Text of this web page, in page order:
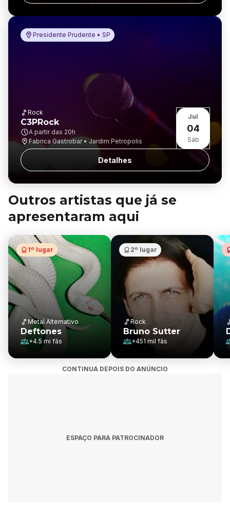
Presidente Prudente • SP
Rock
C3PRock
A partir das 20h
Fabrica Gastrobar • Jardim Petropolis
Jul
04
Sáb
Detalhes
Outros artistas que já se
apresentaram aqui
1º lugar
Metal Alternativo
Deftones
+4.5 mi fãs
2º lugar
Rock
Bruno Sutter
+451 mil fãs
CONTINUA DEPOIS DO ANÚNCIO
ESPAÇO PARA PATROCINADOR